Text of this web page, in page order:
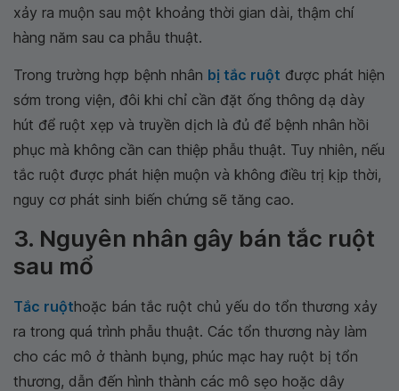
xảy ra muộn sau một khoảng thời gian dài, thậm chí
hàng năm sau ca phẫu thuật.
Trong trường hợp bệnh nhân bị tắc ruột được phát hiện
sớm trong viện, đôi khi chỉ cần đặt ống thông dạ dày
hút để ruột xẹp và truyền dịch là đủ để bệnh nhân hồi
phục mà không cần can thiệp phẫu thuật. Tuy nhiên, nếu
tắc ruột được phát hiện muộn và không điều trị kịp thời,
nguy cơ phát sinh biến chứng sẽ tăng cao.
3. Nguyên nhân gây bán tắc ruột
sau mổ
Tắc ruộthoặc bán tắc ruột chủ yếu do tổn thương xảy
ra trong quá trình phẫu thuật. Các tổn thương này làm
cho các mô ở thành bụng, phúc mạc hay ruột bị tổn
thương, dẫn đến hình thành các mô sẹo hoặc dây